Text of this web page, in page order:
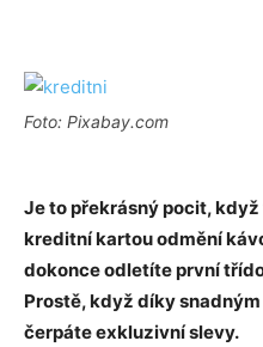
Foto: Pixabay.com
Je to překrásný pocit,
kreditní kartou odmění
dokonce odletíte první
Prostě, když díky
čerpáte exkluzivní slevy.